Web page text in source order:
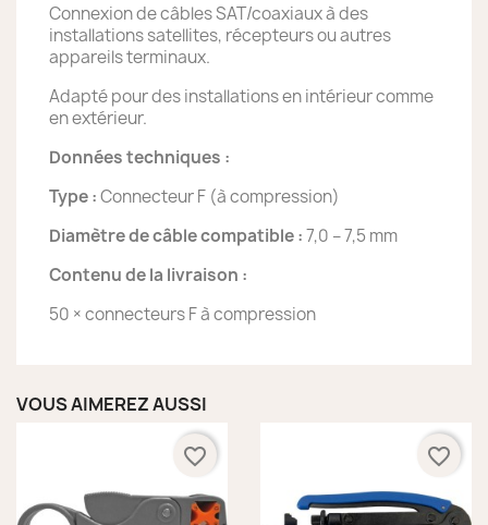
Connexion de câbles SAT/coaxiaux à des
installations satellites, récepteurs ou autres
appareils terminaux.
Adapté pour des installations en intérieur comme
en extérieur.
Données techniques :
Type :Connecteur F (à compression)
Diamètre de câble compatible :7,0 – 7,5 mm
Contenu de la livraison :
50 × connecteurs F à compression
VOUS AIMEREZ AUSSI
favorite_border favorite_border